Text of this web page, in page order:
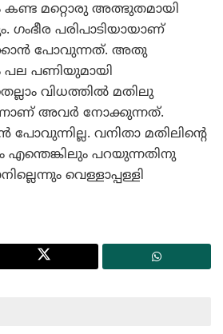
കണ്ട മറ്റൊരു അത്ഭുതമായി
ഗംഭീര പരിപാടിയായാണ്
പോവുന്നത്. അതു
പല പണിയുമായി
വിധത്തില്‍ മതിലു
അവര്‍ നോക്കുന്നത്.
വനിതാ മതിലിന്റെ
എന്തെങ്കിലും പറയുന്നതിനു
വെള്ളാപ്പള്ളി